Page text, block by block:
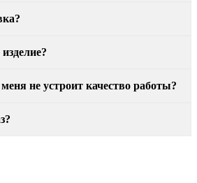
не устроит качество работы?